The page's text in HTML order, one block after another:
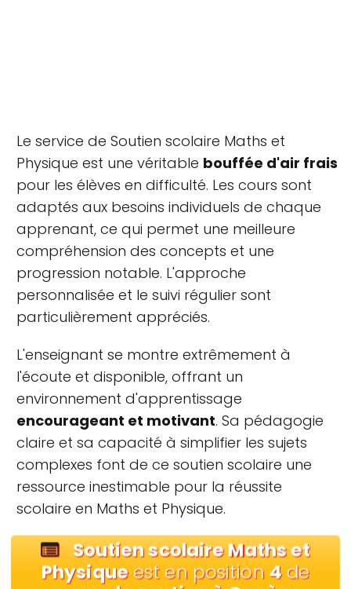
Le service de Soutien scolaire Maths et
Physique est une véritable bouffée d'air frais
pour les élèves en difficulté. Les cours sont
adaptés aux besoins individuels de chaque
apprenant, ce qui permet une meilleure
compréhension des concepts et une
progression notable. L'approche
personnalisée et le suivi régulier sont
particulièrement appréciés.
L'enseignant se montre extrêmement à
l'écoute et disponible, offrant un
environnement d'apprentissage
encourageant et motivant. Sa pédagogie
claire et sa capacité à simplifier les sujets
complexes font de ce soutien scolaire une
ressource inestimable pour la réussite
scolaire en Maths et Physique.
Soutien scolaire Maths et
Physique est en position 4de